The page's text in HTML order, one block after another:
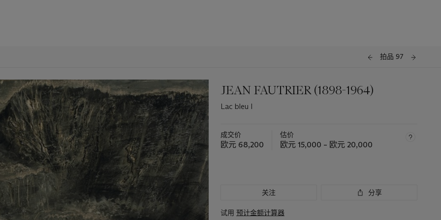
拍品 97
JEAN FAUTRIER (1898-1964)
Lac bleu I
成交价
欧元 68,200
估价
欧元 15,000 – 欧元 20,000
关注 分享
试用 预计金额计算器